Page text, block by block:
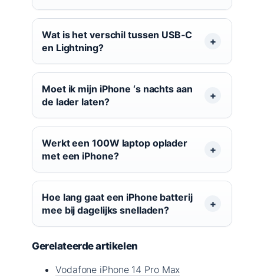
Wat is het verschil tussen USB‑C
en Lightning?
Moet ik mijn iPhone ‘s nachts aan
de lader laten?
Werkt een 100W laptop oplader
met een iPhone?
Hoe lang gaat een iPhone batterij
mee bij dagelijks snelladen?
Gerelateerde artikelen
Vodafone iPhone 14 Pro Max